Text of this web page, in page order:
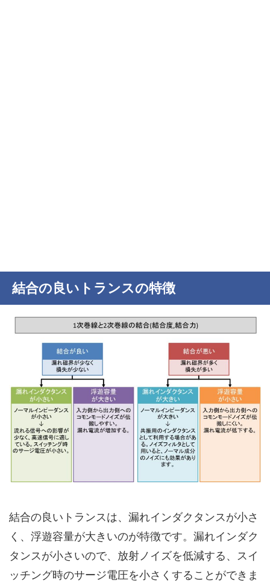
結合の良いトランスの特徴
結合の良いトランスは、漏れインダクタンスが小さ
く、浮遊容量が大きいのが特徴です。漏れインダク
タンスが小さいので、 放射ノイズを低減する、 スイ
ッチング時のサージ電圧を小さくすることができま